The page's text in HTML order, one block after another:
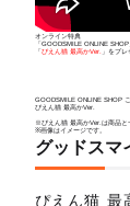
オンライン特典
「GOODSMILE ONLINE
「ぴえん猫 最高かVer. 」をプレ
GOODSMILE ONLINE SHOP
ぴえん猫 最高かVer.
※ぴえん猫 最高かVer.は商品と
※画像はイメージです。
グッドスマ
ぴえん猫 最